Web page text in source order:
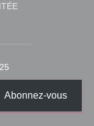
Abonnez-vous